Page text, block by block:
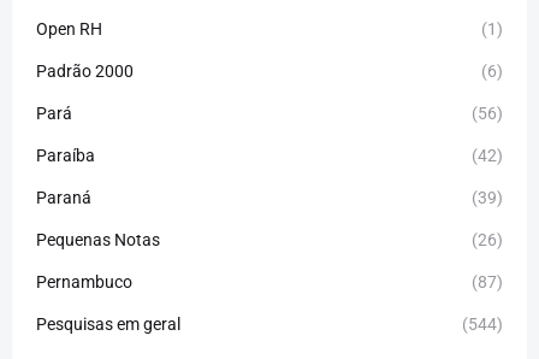
Open RH (1)
Padrão 2000 (6)
Pará (56)
Paraíba (42)
Paraná (39)
Pequenas Notas (26)
Pernambuco (87)
Pesquisas em geral (544)